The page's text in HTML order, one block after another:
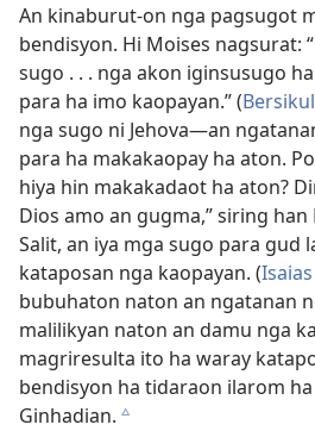
An kinaburut-on nga pagsugot
bendisyon. Hi Moises nagsurat:
sugo . . . nga akon iginsusugo
para ha imo kaopayan.” (
nga sugo ni Jehova—an
para ha makakaopay ha aton.
hiya hin makakadaot ha aton?
Dios amo an gugma,” siring han
Salit, an iya mga sugo para gud
kataposan nga kaopayan. (
bubuhaton naton an ngatanan
malilikyan naton an damu nga
magriresulta ito ha waray
bendisyon ha tidaraon ilarom
Ginhadian. c